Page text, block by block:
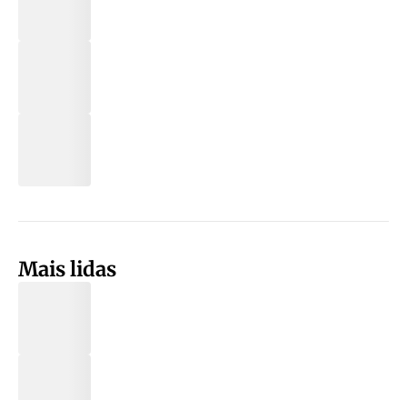
Mais lidas